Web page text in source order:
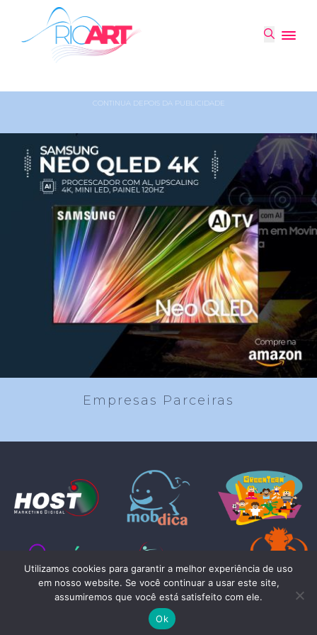
CONTINUA DEPOIS DA PUBLICIDADE
Empresas Parceiras
© COPYRIGHT RIO ART 2024 - TODOS OS DIREITOS RESERVADOS
Utilizamos cookies para garantir a melhor experiência de uso
em nosso website. Se você continuar a usar este site,
assumiremos que você está satisfeito com ele.
Ok